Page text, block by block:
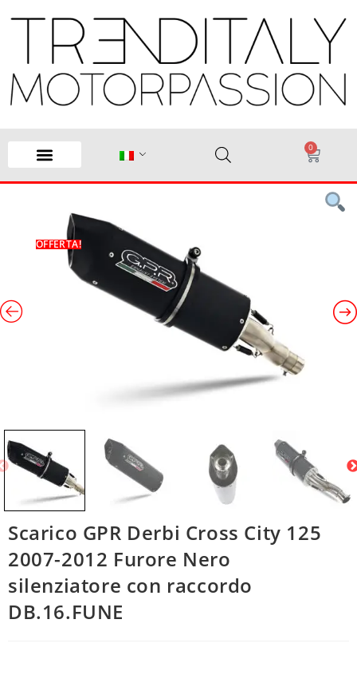
0
OFFERTA!
Scarico GPR Derbi Cross City 125
2007-2012 Furore Nero
silenziatore con raccordo
DB.16.FUNE